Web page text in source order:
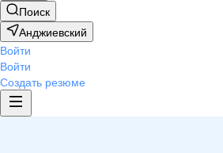
Поиск
Анджиевский
Войти
Войти
Создать резюме